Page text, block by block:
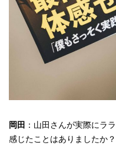
岡田 ：山田さんが実際にラ
感じたことはありましたか？